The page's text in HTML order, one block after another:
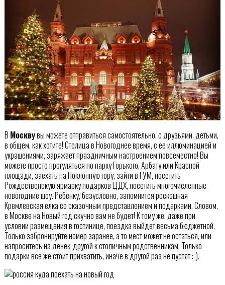
В Москвувы можете отправиться самостоятельно, с друзьями, детьми,
в общем, как хотите! Столица в Новогоднее время, с ее иллюминацией и
украшениями, заряжает праздничным настроением повсеместно! Вы
можете просто прогуляться по парку Горького, Арбату или Красной
площади, заехать на Поклонную гору, зайти в ГУМ, посетить
Рождественскую ярмарку подарков ЦДХ, посетить многочисленные
новогодние шоу. Ребенку, безусловно, запомнится роскошная
Кремлевская елка со сказочным представлением и подарками. Словом,
в Москве на Новый год скучно вам не будет! К тому же, даже при
условии размещения в гостинице, поездка выйдет весьма бюджетной.
Только забронируйте номер заранее, а то мест может не остаться, или
напроситесь на денек-другой к столичным родственникам. Только
подарки все же стоит прихватить, иначе в другой раз не пустят :-).